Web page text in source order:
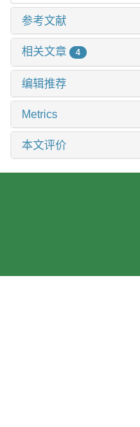
参考文献
相关文章 4
编辑推荐
Metrics
本文评价